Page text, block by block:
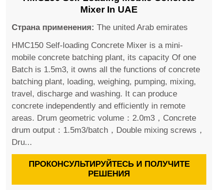
Mixer In UAE
Страна применения: The united Arab emirates
HMC150 Self-loading Concrete Mixer is a mini-
mobile concrete batching plant, its capacity Of one
Batch is 1.5m3, it owns all the functions of concrete
batching plant, loading, weighing, pumping, mixing,
travel, discharge and washing. It can produce
concrete independently and efficiently in remote
areas. Drum geometric volume：2.0m3，Concrete
drum output：1.5m3/batch，Double mixing screws，
Dru...
ПРОКОНСУЛЬТИРУЙТЕСЬ И ПОЛУЧИТЕ
РЕШЕНИЯ